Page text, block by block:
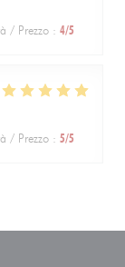
/ Prezzo : 4/5
/ Prezzo : 5/5